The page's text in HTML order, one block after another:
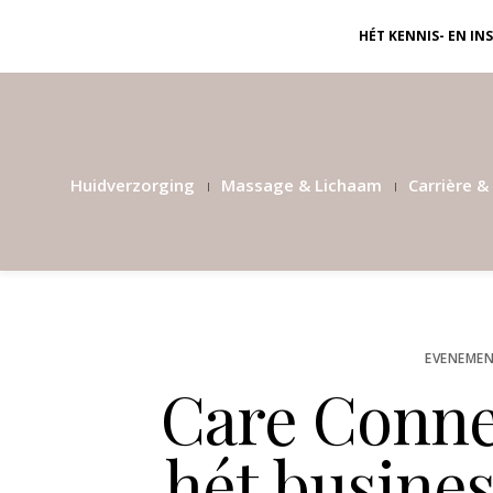
HÉT KENNIS- EN
Huidverzorging Massage & Lichaam Carrière
Care